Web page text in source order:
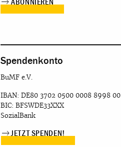
Spendenkonto
BuMF e.V.
IBAN: DE80 3702 0500 0008 8998 00
BIC: BFSWDE33XXX
SozialBank
JETZT SPENDEN!